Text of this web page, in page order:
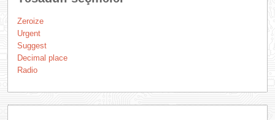
Zeroize
Urgent
Suggest
Decimal place
Radio